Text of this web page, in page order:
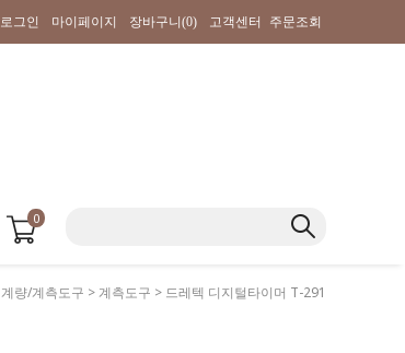
로그인 마이페이지 장바구니(0) 고객센터 주문조회
0
계량/계측도구 >계측도구 > 드레텍 디지털타이머 T-291